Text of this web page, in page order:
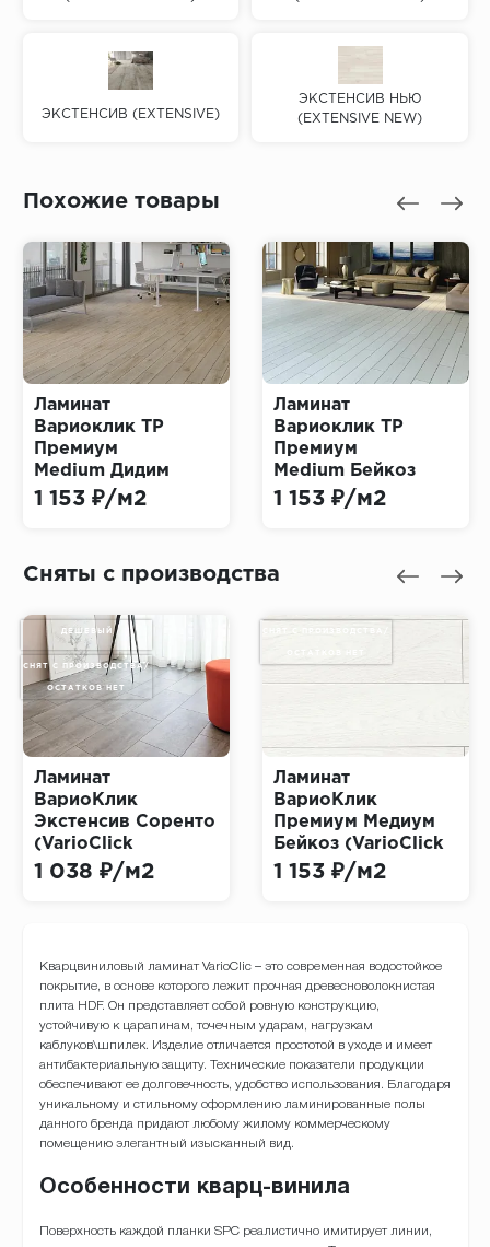
ЭКСТЕНСИВ (EXTENSIVE)
ЭКСТЕНСИВ НЬЮ
(EXTENSIVE NEW)
Похожие товары
Ламинат
Вариоклик ТР
Премиум
Medium Дидим
(Varioclic TR
1 153 ₽/м2
Ламинат
Вариоклик ТР
Премиум
Medium Бейкоз
(Varioclic TR
1 153 ₽/м2
Сняты с производства
ДЕШЕВЫЙ
СНЯТ С ПРОИЗВОДСТВА/
ОСТАТКОВ НЕТ
Ламинат
ВариоКлик
Экстенсив Соренто
(VarioClick
Extensive)
1 038 ₽/м2
Ламинат
ВариоКлик
Премиум Медиум
Бейкоз (VarioClick
Premium Medium)
1 153 ₽/м2
Кварцвиниловый ламинат VarioClic – это современная водостойкое
покрытие, в основе которого лежит прочная древесноволокнистая
плита HDF. Он представляет собой ровную конструкцию,
устойчивую к царапинам, точечным ударам, нагрузкам
каблуков\шпилек. Изделие отличается простотой в уходе и имеет
антибактериальную защиту. Технические показатели продукции
обеспечивают ее долговечность, удобство использования. Благодаря
уникальному и стильному оформлению ламинированные полы
данного бренда придают любому жилому коммерческому
помещению элегантный изысканный вид.
Особенности кварц-винила
Поверхность каждой планки SPC реалистично имитирует линии,